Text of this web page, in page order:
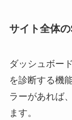
サイト全体
ダッシュボー
を診断する機
ラーがあれば
ます。